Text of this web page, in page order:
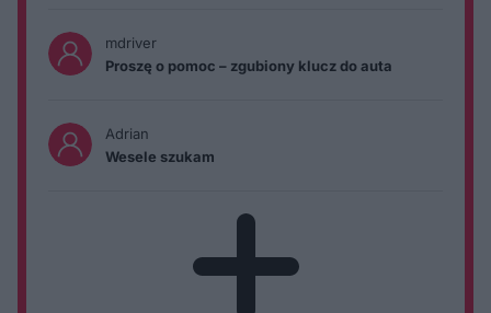
mdriver
Proszę o pomoc – zgubiony klucz do auta
Adrian
Wesele szukam